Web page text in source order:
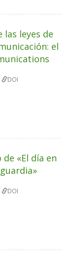
las leyes de
el
DOI
«El día en
DOI